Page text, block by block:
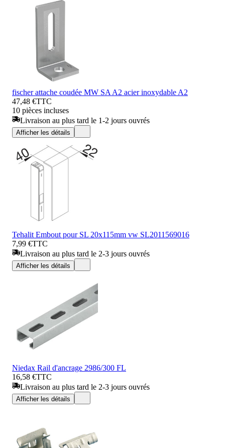
fischer attache coudée MW SA A2 acier inoxydable A2
47,48 €TTC
10 pièces incluses
Livraison au plus tard le 1-2 jours ouvrés
Afficher les détails
Tehalit Embout pour SL 20x115mm vw SL2011569016
7,99 €TTC
Livraison au plus tard le 2-3 jours ouvrés
Afficher les détails
Niedax Rail d'ancrage 2986/300 FL
16,58 €TTC
Livraison au plus tard le 2-3 jours ouvrés
Afficher les détails